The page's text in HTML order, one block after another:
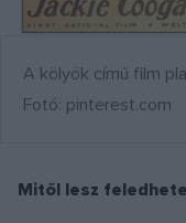
A kölyök című film
Fotó: pinterest.com
Mitől lesz